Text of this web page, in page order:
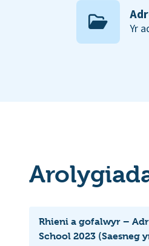
Yr
Rhieni a gofalwyr –
School 2023 (Saesneg